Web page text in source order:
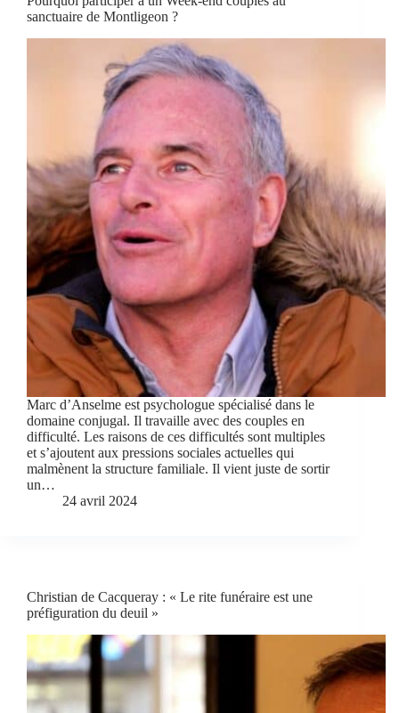
sanctuaire de Montligeon ?
Marc d’Anselme est psychologue spécialisé dans le
domaine conjugal. Il travaille avec des couples en
difficulté. Les raisons de ces difficultés sont multiples
et s’ajoutent aux pressions sociales actuelles qui
malmènent la structure familiale. Il vient juste de sortir
un…
24 avril 2024
Christian de Cacqueray : « Le rite funéraire est une
préfiguration du deuil »